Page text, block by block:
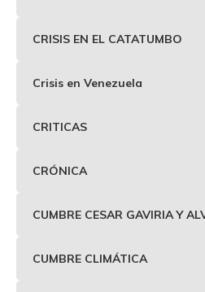
CRISIS EN EL CATATUMBO
Crisis en Venezuela
CRITICAS
CRÓNICA
CUMBRE CESAR GAVIRIA Y
CUMBRE CLIMÁTICA